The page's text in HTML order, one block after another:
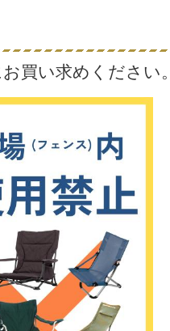
買い求めください。